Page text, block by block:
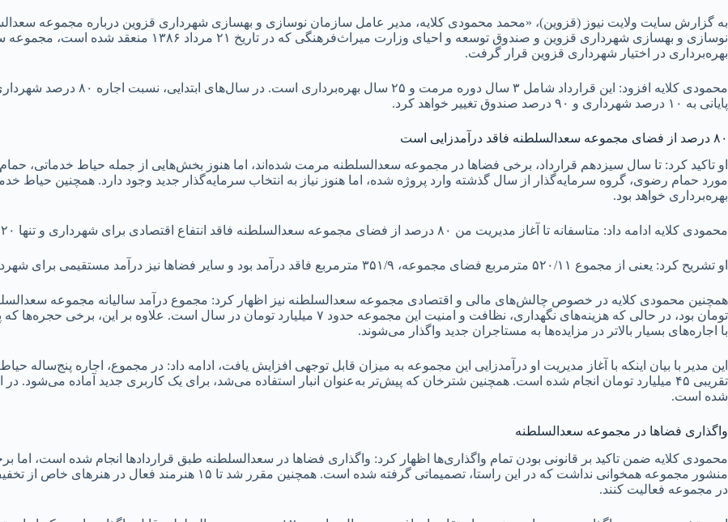
به گزارش سایت ولایت نیوز (قزوین)، «محمد محمودی کلایه، مدیر عامل سازمان نوسازی و بهسازی شهرداری قزوین درباره مجموعه
بهره‌برداری در اختیار شهرداری قزوین قرار گرفت.
پایانی به ۱۰ درصد شهرداری و ۹۰ درصد صندوق تغییر خواهد کرد.
۸۰ درصد از فضای مجموعه سعدالسلطنه فاقد درآمدزایی است
او تاکید کرد: تا سال سیزدهم قرارداد، برخی فضاها در مجموعه سعدالسلطنه مرمت شده‌اند، اما هنوز بخش‌هایی از جمله حیاط خدماتی،
مورد حمام رضوی، گروه سرمایه‌گذار از سال گذشته وارد پروژه شده، اما هنوز نیاز به انتخاب سرمایه‌گذار جدید وجود دارد. همچنین حیاط
بهره‌برداری خواهد بود.
محمودی کلایه ادامه داد: متاسفانه تا آغاز مدیریت من ۸۰ درصد از فضای مجموعه سعدالسلطنه فاقد انتفاع اقتصادی برای شهرداری و تنها ۲۰ درصد از این مجموعه درآمدزا بود.
او تشریح کرد: یعنی از مجموع ۵۲۰/۱۱ مترمربع فضای مجموعه، ۳۵۱/۹ مترمربع فاقد درآمد بود و سایر فضاها نیز درآمد مستقیمی برای شهرداری تولید نمی‌کرد.
تومان بود، در حالی که هزینه‌های نگهداری، نظافت و امنیت این مجموعه حدود ۷ میلیارد تومان در سال
با اجاره‌های بسیار بالاتر در مزایده‌ها به مستاجران جدید واگذار می‌شوند.
این مدیر با بیان اینکه با آغاز مدیریت او درآمدزایی این مجموعه به میزان قابل توجهی افزایش یافت، ادامه داد: در مجموع، اجاره پنج‌ساله
تقریبی ۴۵ میلیارد تومان انجام شده است. همچنین شترخان که پیش‌تر به‌عنوان انبار استفاده می‌شد، برای یک کاربری جدید آماده می‌شود.
شده است.
واگذاری فضاها در مجموعه سعدالسلطنه
محمودی کلایه ضمن تاکید بر قانونی بودن تمام واگذاری‌ها اظهار کرد: واگذاری فضاها در سعدالسلطنه طبق قراردادها انجام شده است، اما
منشور مجموعه همخوانی نداشت که در این راستا، تصمیماتی گرفته شده است.
در مجموعه فعالیت کنند.